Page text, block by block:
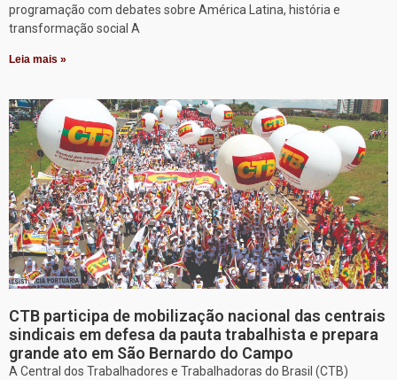
programação com debates sobre América Latina, história e
transformação social A
Leia mais »
CTB participa de mobilização nacional das centrais
sindicais em defesa da pauta trabalhista e prepara
grande ato em São Bernardo do Campo
A Central dos Trabalhadores e Trabalhadoras do Brasil (CTB)